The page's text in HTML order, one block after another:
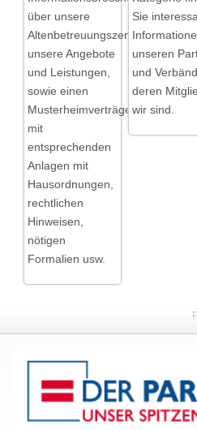
über unsere
Altenbetreuungszentren,
unsere Angebote
und Leistungen,
sowie einen
Musterheimverträge
mit
entsprechenden
Anlagen mit
Hausordnungen,
rechtlichen
Hinweisen,
nötigen
Formalien usw.
Sie
unseren
und
deren
wir sind.